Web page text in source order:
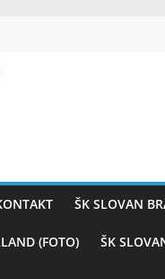
ŠK SLOVAN
(FOTO) ŠK